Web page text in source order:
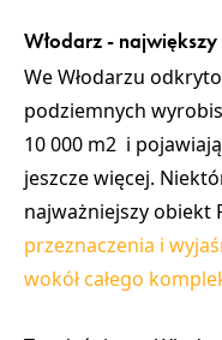
Włodarz -
We Włodarzu odkryto
podziemnych
10 000 m2 i
jeszcze więcej.
najważniejszy obiekt
przeznaczenia i
wokół całego